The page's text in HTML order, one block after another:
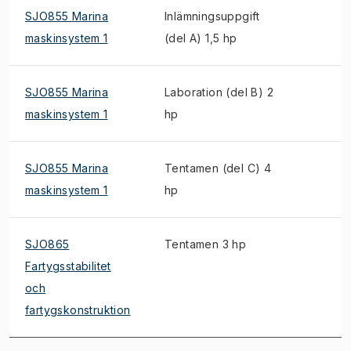
SJO855 Marina
maskinsystem 1
Inlämningsuppgift
(del A) 1,5 hp
SJO855 Marina
maskinsystem 1
Laboration (del B) 2
hp
SJO855 Marina
maskinsystem 1
Tentamen (del C) 4
hp
SJO865
Fartygsstabilitet
och
fartygskonstruktion
Tentamen 3 hp